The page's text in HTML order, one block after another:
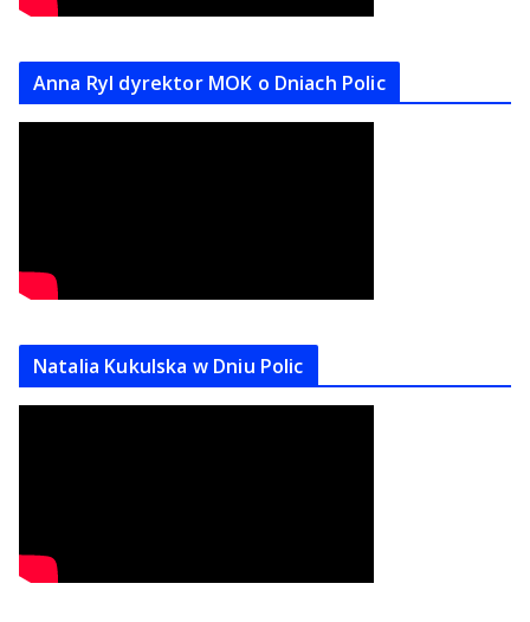
Anna Ryl dyrektor MOK o Dniach Polic
Natalia Kukulska w Dniu Polic